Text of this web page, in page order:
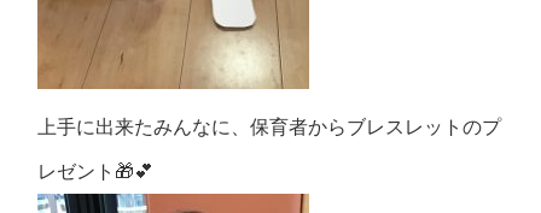
上手に出来たみんなに、保育者からブレスレットのプ
レゼント🎁︎‪💕